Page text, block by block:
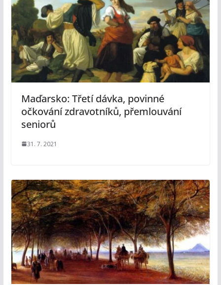
Maďarsko: Třetí dávka, povinné
očkování zdravotníků, přemlouvání
seniorů
31. 7. 2021